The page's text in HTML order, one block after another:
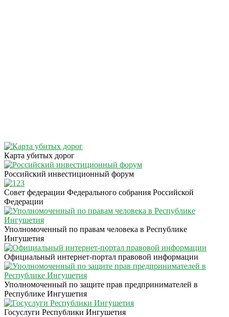
Карта убитых дорог
Российский инвестиционный форум
Совет федерации Федерального собрания Российской
Федерации
Уполномоченный по правам человека в Республике
Ингушетия
Официальный интернет-портал правовой информации
Уполномоченный по защите прав предпринимателей в
Республике Ингушетия
Госуслуги Республики Ингушетия